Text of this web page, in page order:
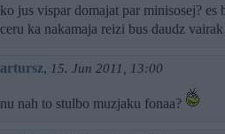
ko jus vispar domajat par minisosej?
ceru ka nakamaja reizi bus daudz
artursz, 15. Jun 2011, 13:00
nu nah to stulbo muzjaku fonaa?